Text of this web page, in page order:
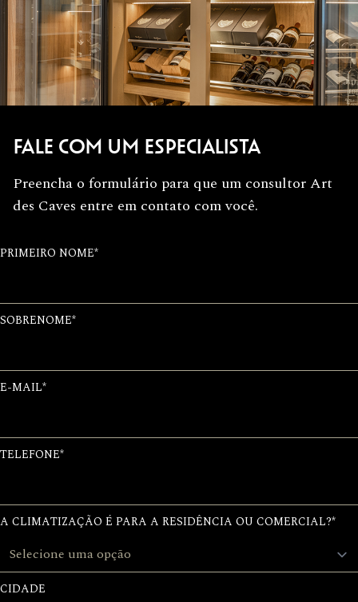
FALE COM UM ESPECIALISTA
Preencha o formulário para que um consultor Art
des Caves entre em contato com você.
PRIMEIRO NOME*
SOBRENOME*
E-MAIL*
TELEFONE*
A CLIMATIZAÇÃO É PARA A RESIDÊNCIA OU COMERCIAL?*
CIDADE